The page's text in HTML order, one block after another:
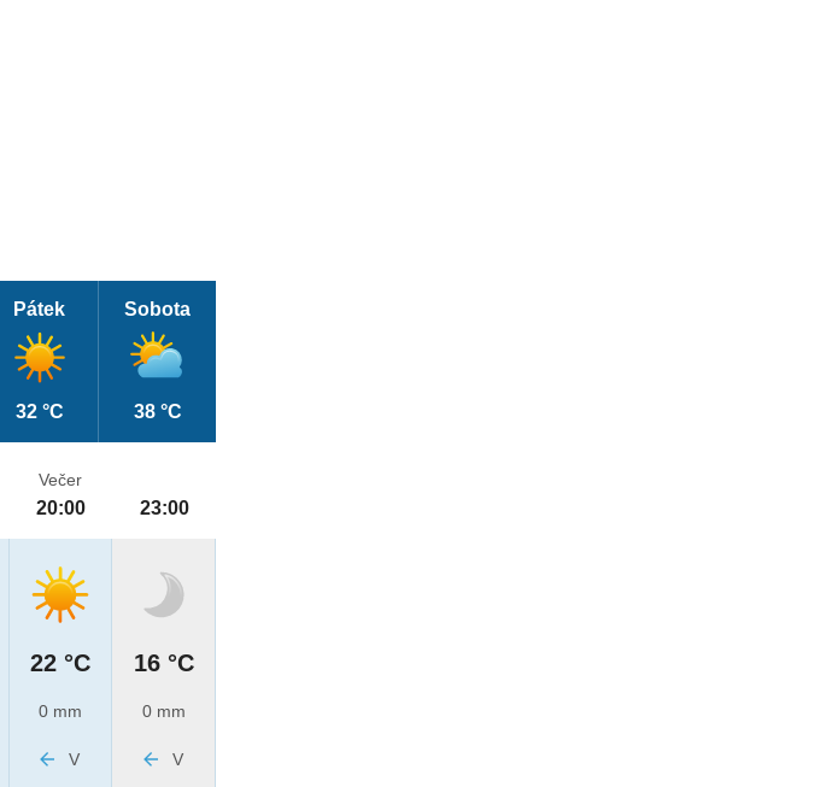
Pátek
32 °C
Sobota
38 °C
Večer
20:00
22 °C
0 mm
V
23:00
16 °C
0 mm
V